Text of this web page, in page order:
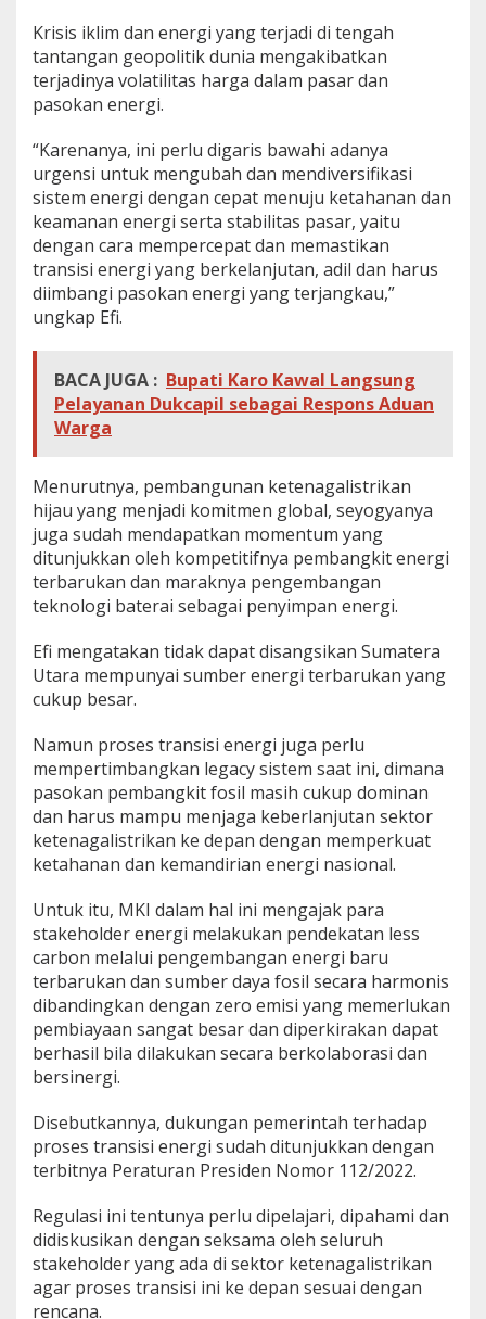
Krisis iklim dan energi yang terjadi di tengah
tantangan geopolitik dunia mengakibatkan
terjadinya volatilitas harga dalam pasar dan
pasokan energi.
“Karenanya, ini perlu digaris bawahi adanya
urgensi untuk mengubah dan mendiversifikasi
sistem energi dengan cepat menuju ketahanan dan
keamanan energi serta stabilitas pasar, yaitu
dengan cara mempercepat dan memastikan
transisi energi yang berkelanjutan, adil dan harus
diimbangi pasokan energi yang terjangkau,”
ungkap Efi.
BACA JUGA : Bupati Karo Kawal Langsung
Pelayanan Dukcapil sebagai Respons Aduan
Warga
Menurutnya, pembangunan ketenagalistrikan
hijau yang menjadi komitmen global, seyogyanya
juga sudah mendapatkan momentum yang
ditunjukkan oleh kompetitifnya pembangkit energi
terbarukan dan maraknya pengembangan
teknologi baterai sebagai penyimpan energi.
Efi mengatakan tidak dapat disangsikan Sumatera
Utara mempunyai sumber energi terbarukan yang
cukup besar.
Namun proses transisi energi juga perlu
mempertimbangkan legacy sistem saat ini, dimana
pasokan pembangkit fosil masih cukup dominan
dan harus mampu menjaga keberlanjutan sektor
ketenagalistrikan ke depan dengan memperkuat
ketahanan dan kemandirian energi nasional.
Untuk itu, MKI dalam hal ini mengajak para
stakeholder energi melakukan pendekatan less
carbon melalui pengembangan energi baru
terbarukan dan sumber daya fosil secara harmonis
dibandingkan dengan zero emisi yang memerlukan
pembiayaan sangat besar dan diperkirakan dapat
berhasil bila dilakukan secara berkolaborasi dan
bersinergi.
Disebutkannya, dukungan pemerintah terhadap
proses transisi energi sudah ditunjukkan dengan
terbitnya Peraturan Presiden Nomor 112/2022.
Regulasi ini tentunya perlu dipelajari, dipahami dan
didiskusikan dengan seksama oleh seluruh
stakeholder yang ada di sektor ketenagalistrikan
agar proses transisi ini ke depan sesuai dengan
rencana.